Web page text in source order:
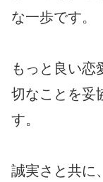
な一歩です。
もっと良い恋
切なことを妥
す。
誠実さと共に